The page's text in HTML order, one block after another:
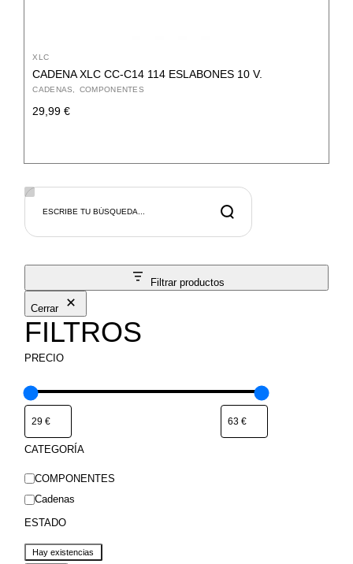
XLC
CADENA XLC CC-C14 114 ESLABONES 10 V.
CADENAS COMPONENTES
29,99€
Search
Filtrar productos
Cerrar
FILTROS
PRECIO
CATEGORÍA
Categoría
COMPONENTES
Cadenas
ESTADO
Estado
Hay existencias